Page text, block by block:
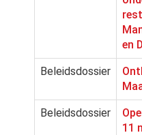
en
Beleidsdossier
Beleidsdossier
11